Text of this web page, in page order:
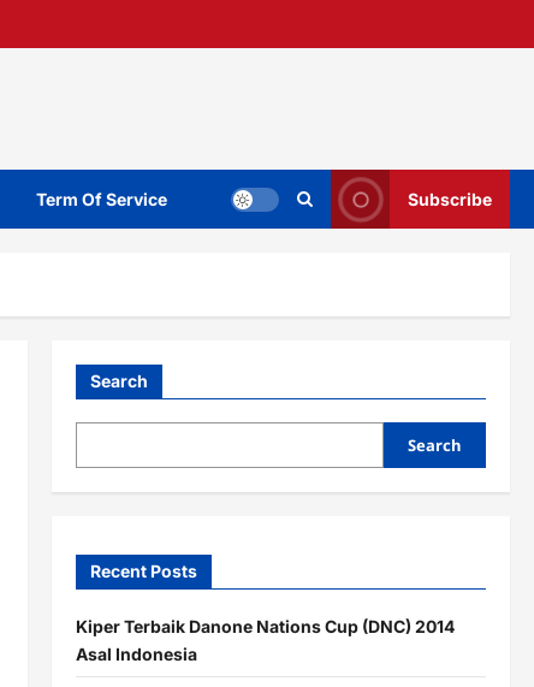
Term Of Service Subscribe
Search
Search
Recent Posts
Kiper Terbaik Danone Nations Cup (DNC) 2014
Asal Indonesia